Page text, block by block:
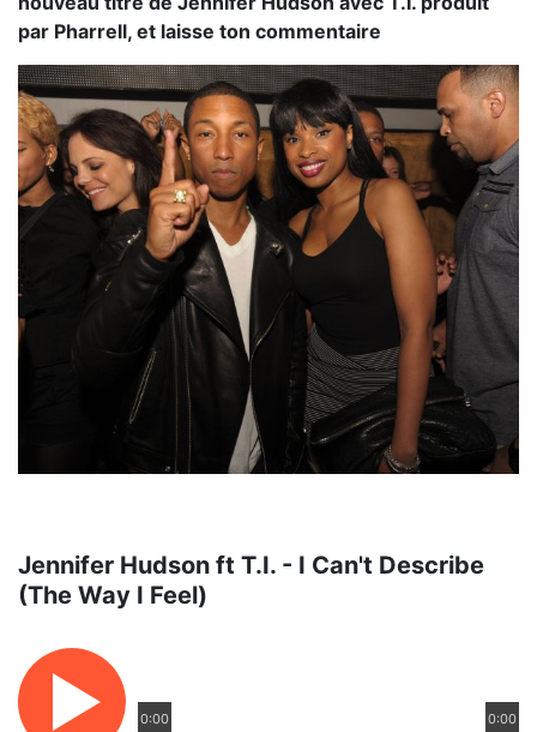
par Pharrell, et laisse ton commentaire
Jennifer Hudson ft T.I. - I Can't Describe
(The Way I Feel)
0:00 0:00